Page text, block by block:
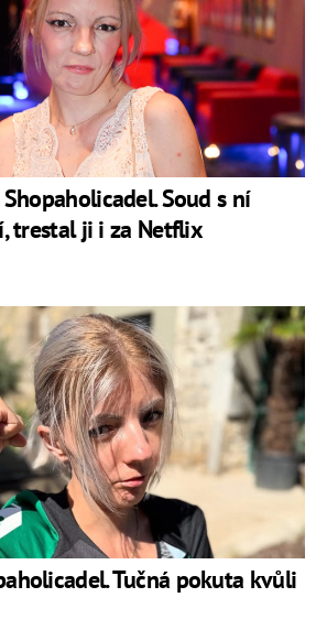
Soud s ní
trestal ji i za Netflix
Tučná pokuta kvůli